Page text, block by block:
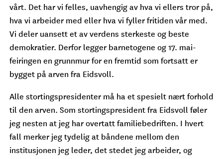
vårt. Det har vi felles, uavhengig av hva vi ellers tror på,
hva vi arbeider med eller hva vi fyller fritiden vår med.
Vi deler uansett et av verdens sterkeste og beste
demokratier. Derfor legger barnetogene og 17. mai-
feiringen en grunnmur for en fremtid som fortsatt er
bygget på arven fra Eidsvoll.
Alle stortingspresidenter må ha et spesielt nært forhold
til den arven. Som stortingspresident fra Eidsvoll føler
jeg nesten at jeg har overtatt familiebedriften. I hvert
fall merker jeg tydelig at båndene mellom den
institusjonen jeg leder, det stedet jeg arbeider, og